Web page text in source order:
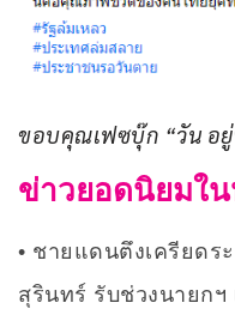
ขอบคุณเฟซบุ๊ก “วัน อยู่
ข่าวยอดนิยมใ
ชายแดนตึงเครียดร
สุรินทร์ รับช่วงนายกฯ